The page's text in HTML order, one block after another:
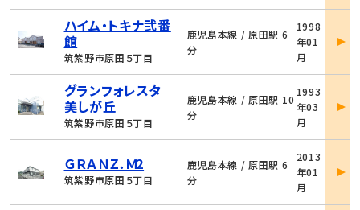
ハイム・トキナ弐番
館
筑紫野市原田５丁目
鹿児島本線 / 原田駅 6
分
1998
年01
月
詳
グランフォレスタ
美しが丘
筑紫野市原田５丁目
鹿児島本線 / 原田駅 10
分
1993
年03
月
詳
ＧＲＡＮＺ．Ｍ2
筑紫野市原田５丁目
鹿児島本線 / 原田駅 6
分
2013
年01
月
詳